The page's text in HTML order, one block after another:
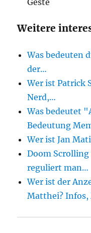
Geste
Weitere
Was bedeuten
der…
Wer ist Patrick
Nerd,…
Was bedeutet
Bedeutung
Wer ist Jan
Doom
reguliert man…
Wer ist der
Matthei? Infos,